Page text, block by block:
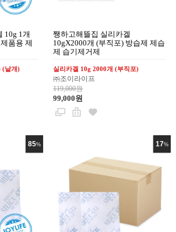
10g 1개
품용 제
(낱개)
쨍하고해뜰집 실리카겔
10gX2000개 (부직포) 방습제 제습
제 습기제거제
실리카겔 10g 2000개 (부직포)
㈜조이라이프
119,000원
99,000원
85% 17%